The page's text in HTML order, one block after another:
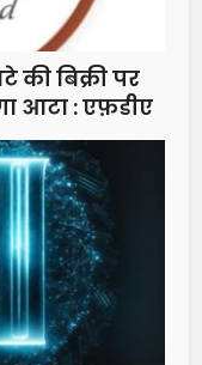
बिक्री पर
आटा : एफ़डीए